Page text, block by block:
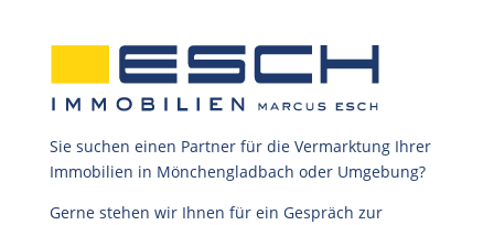
Sie suchen einen Partner für die Vermarktung Ihrer
Immobilien in Mönchengladbach oder Umgebung?
Gerne stehen wir Ihnen für ein Gespräch zur